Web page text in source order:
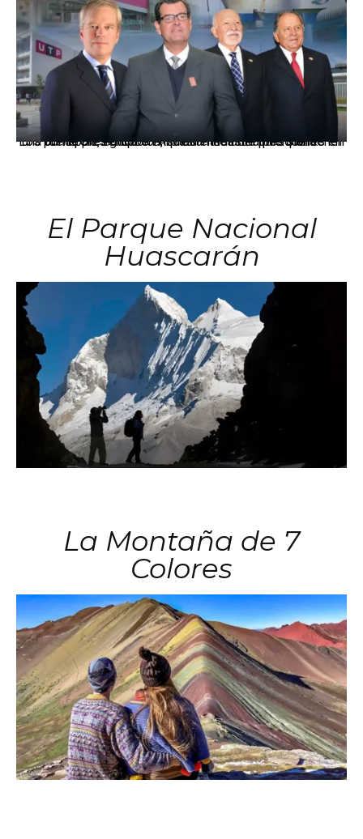
Los principales grupos empresariales del país mantienen una fuerte presencia en Áncash mediante inversiones en comercio, educación, salud e industria pesquera.
El Parque Nacional
Huascarán
La Montaña de 7
Colores